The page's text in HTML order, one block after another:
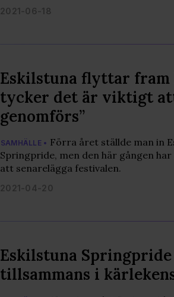
2021-06-18
Eskilstuna flyttar fram
tycker det är viktigt
genomförs”
SAMHÄLLE • Förra året ställde man in
Springpride, men den här gången
att senarelägga festivalen.
2021-04-20
Eskilstuna
tillsammans i